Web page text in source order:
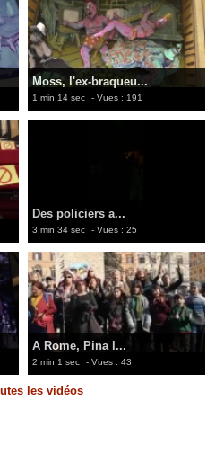
Moss, l'ex-braqueu...
1 min 14 sec - Vues : 191
Des policiers a...
3 min 34 sec - Vues : 25
A Rome, Pina l...
2 min 1 sec - Vues : 43
les vidéos